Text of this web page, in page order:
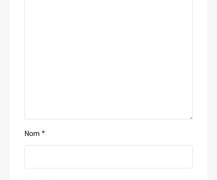
Nom *